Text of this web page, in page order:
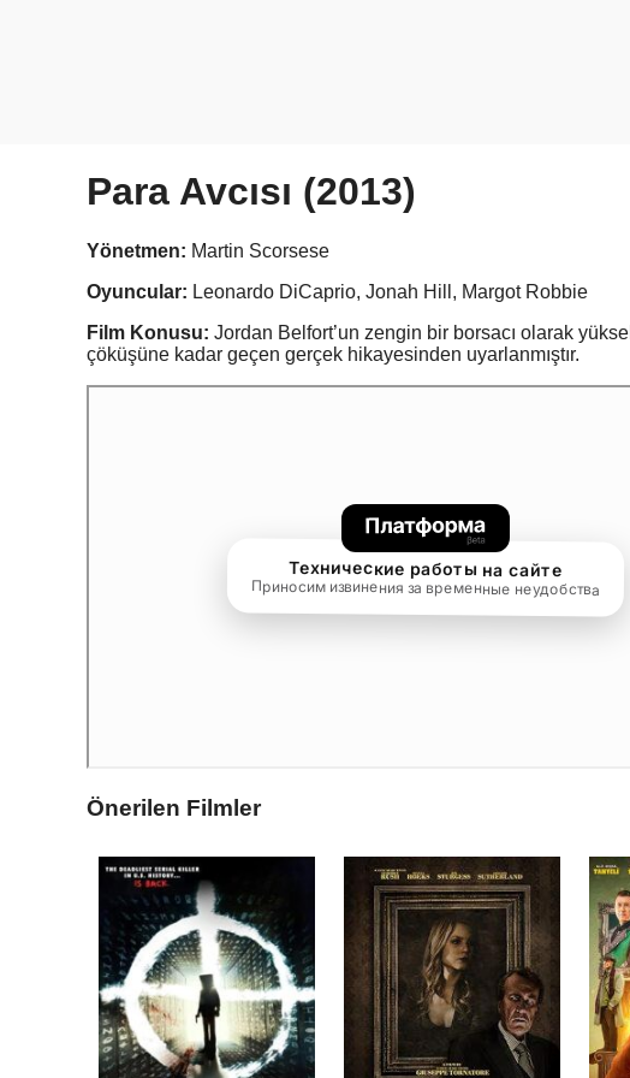
Para Avcısı (2013)
Yönetmen: Martin Scorsese
Oyuncular: Leonardo DiCaprio, Jonah Hill, Margot Robbie
Film Konusu: Jordan Belfort’un zengin bir borsacı olarak
çöküşüne kadar geçen gerçek hikayesinden uyarlanmıştır.
Önerilen Filmler